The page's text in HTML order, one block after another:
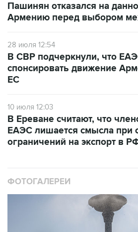
Пашинян отказался на
Армению перед выбором
28 июля 12:54
В СВР подчеркнули, что
спонсировать движение
ЕС
10 июля 12:03
В Ереване считают, что
ЕАЭС лишается смысла при
ограничений на экспорт в
ФОТОГАЛЕРЕИ